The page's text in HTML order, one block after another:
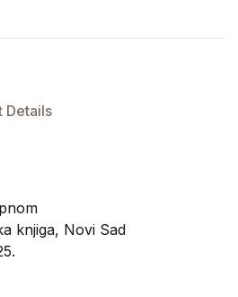
Details
knjiga, Novi Sad